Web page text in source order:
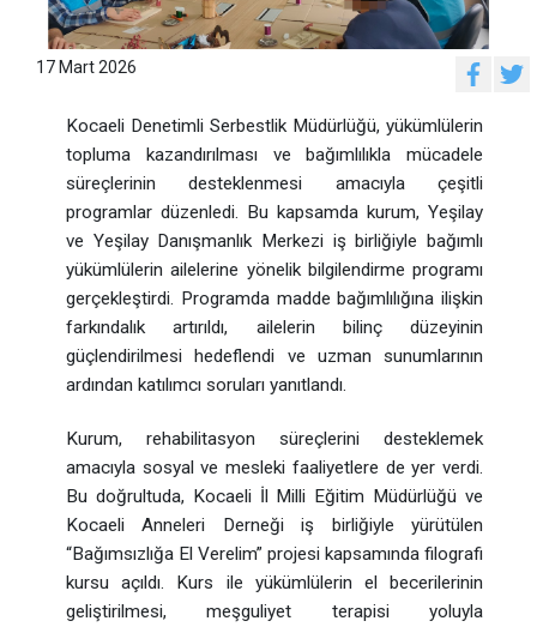
17 Mart 2026
Kocaeli Denetimli Serbestlik Müdürlüğü, yükümlülerin
topluma kazandırılması ve bağımlılıkla mücadele
süreçlerinin desteklenmesi amacıyla çeşitli
programlar düzenledi. Bu kapsamda kurum, Yeşilay
ve Yeşilay Danışmanlık Merkezi iş birliğiyle bağımlı
yükümlülerin ailelerine yönelik bilgilendirme programı
gerçekleştirdi. Programda madde bağımlılığına ilişkin
farkındalık artırıldı, ailelerin bilinç düzeyinin
güçlendirilmesi hedeflendi ve uzman sunumlarının
ardından katılımcı soruları yanıtlandı.
Kurum, rehabilitasyon süreçlerini desteklemek
amacıyla sosyal ve mesleki faaliyetlere de yer verdi.
Bu doğrultuda, Kocaeli İl Milli Eğitim Müdürlüğü ve
Kocaeli Anneleri Derneği iş birliğiyle yürütülen
“Bağımsızlığa El Verelim” projesi kapsamında filografi
kursu açıldı. Kurs ile yükümlülerin el becerilerinin
geliştirilmesi, meşguliyet terapisi yoluyla